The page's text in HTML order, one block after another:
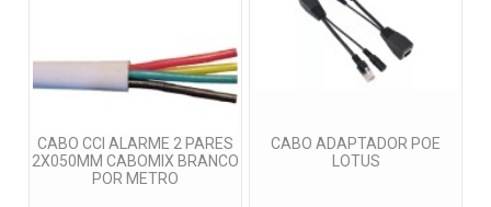
CABO CCI ALARME 2 PARES
2X050MM CABOMIX BRANCO
POR METRO
CABO ADAPTADOR POE
LOTUS